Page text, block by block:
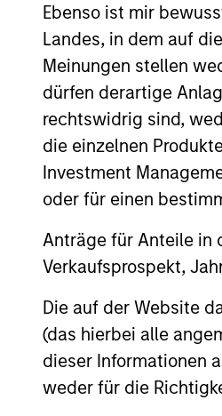
Ebenso ist mir
Landes, in dem auf
Meinungen stellen
dürfen derartige
rechtswidrig sind,
die einzelnen
Investment
oder für einen
Anträge für Anteile in
Verkaufsprospekt,
Die auf der Website
(das hierbei alle
dieser Informationen
weder für die
Team
ARTICLE
Private
Monitor -
Timely insights
landscape,